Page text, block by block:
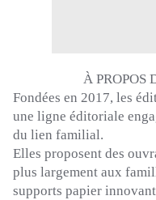
À PROPOS
Fondées en 2017, les
une ligne éditoriale
du lien familial.
Elles proposent des
plus largement aux
supports papier